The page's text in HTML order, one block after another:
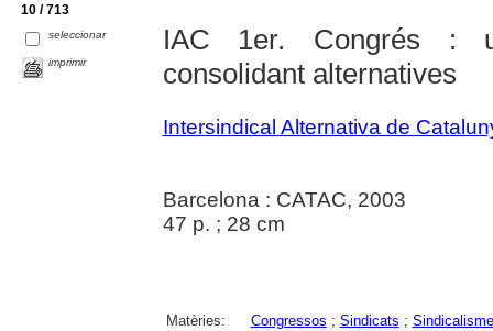
10 / 713
seleccionar
imprimir
IAC 1er. Congrés :
consolidant alternatives
Intersindical Alternativa de
Barcelona : CATAC, 2003
47 p. ; 28 cm
Matèries: Congressos ; Sindicats ; Sindicalisme